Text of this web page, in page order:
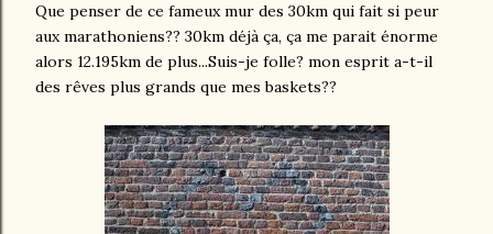
Que penser de ce fameux mur des 30km qui fait si peur
aux marathoniens?? 30km déjà ça, ça me parait énorme
alors 12.195km de plus...Suis-je folle? mon esprit a-t-il
des rêves plus grands que mes baskets??